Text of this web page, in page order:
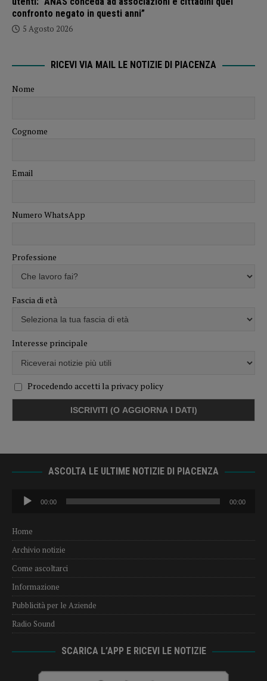
confronto negato in questi anni”
5 Agosto 2026
RICEVI VIA MAIL LE NOTIZIE DI PIACENZA
Nome
Cognome
Email
Numero WhatsApp
Professione
Fascia di età
Interesse principale
Procedendo accetti la privacy policy
ASCOLTA LE ULTIME NOTIZIE DI PIACENZA
Audio
Player
00:00 00:00
Home
Archivio notizie
Come ascoltarci
Informazione
Pubblicità per le Aziende
Radio Sound
SCARICA L’APP E RICEVI LE NOTIZIE